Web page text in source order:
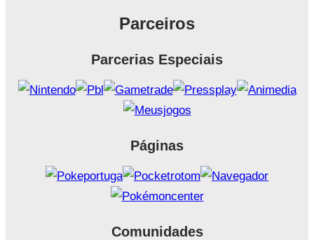
Parceiros
Parcerias Especiais
Páginas
Comunidades